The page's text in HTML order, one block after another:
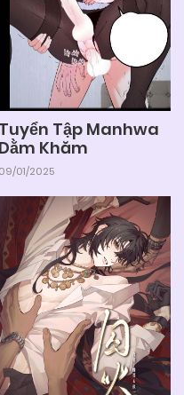
Tuyển Tập Manhwa
Dằm Khăm
09/01/2025